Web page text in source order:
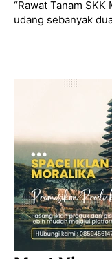
“Rawat Tanam SKK
udang sebanyak